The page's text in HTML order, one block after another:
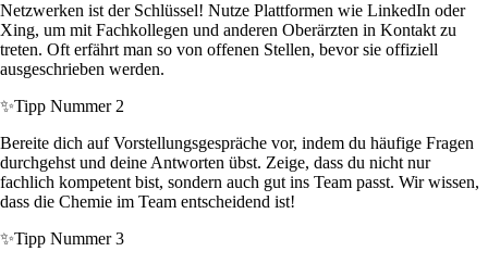
Netzwerken ist der Schlüssel! Nutze Plattformen wie LinkedIn oder
Xing, um mit Fachkollegen und anderen Oberärzten in Kontakt zu
treten. Oft erfährt man so von offenen Stellen, bevor sie offiziell
ausgeschrieben werden.
✨Tipp Nummer 2
Bereite dich auf Vorstellungsgespräche vor, indem du häufige Fragen
durchgehst und deine Antworten übst. Zeige, dass du nicht nur
fachlich kompetent bist, sondern auch gut ins Team passt. Wir wissen,
dass die Chemie im Team entscheidend ist!
✨Tipp Nummer 3